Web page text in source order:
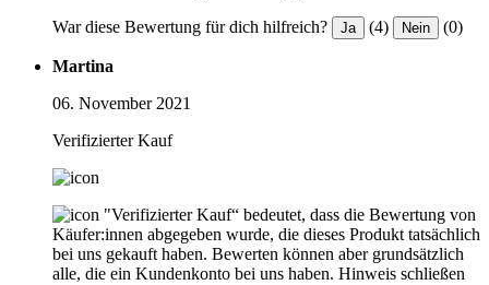
War diese Bewertung für dich hilfreich? Ja (4) Nein (0)
Martina
06. November 2021
Verifizierter Kauf
"Verifizierter Kauf“ bedeutet, dass die Bewertung von
Käufer:innen abgegeben wurde, die dieses Produkt tatsächlich
bei uns gekauft haben. Bewerten können aber grundsätzlich
alle, die ein Kundenkonto bei uns haben. Hinweis schließen